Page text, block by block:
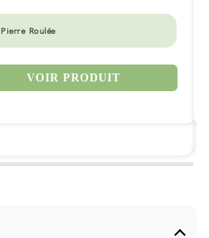
Pierre Roulée
VOIR PRODUIT